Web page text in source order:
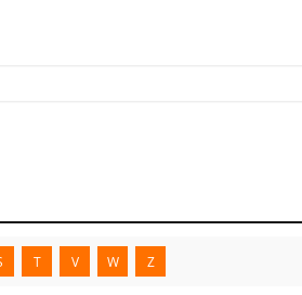
T V W Z